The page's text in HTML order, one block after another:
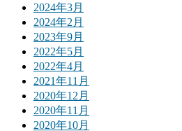
2024年3月
2024年2月
2023年9月
2022年5月
2022年4月
2021年11月
2020年12月
2020年11月
2020年10月